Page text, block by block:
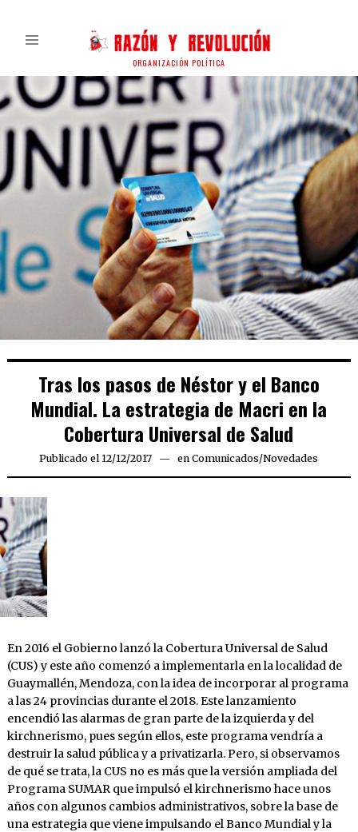
ORGANIZACIÓN POLÍTICA
Tras los pasos de Néstor y el Banco
Mundial. La estrategia de Macri en la
Cobertura Universal de Salud
Publicado el 12/12/2017 en Comunicados/Novedades
En 2016 el Gobierno lanzó la Cobertura Universal de Salud
(CUS) y este año comenzó a implementarla en la localidad de
Guaymallén, Mendoza, con la idea de incorporar al programa
a las 24 provincias durante el 2018. Este lanzamiento
encendió las alarmas de gran parte de la izquierda y del
kirchnerismo, pues según ellos, este programa vendría a
destruir la salud pública y a privatizarla. Pero, si observamos
de qué se trata, la CUS no es más que la versión ampliada del
Programa SUMAR que impulsó el kirchnerismo hace unos
años con algunos cambios administrativos, sobre la base de
una estrategia que viene impulsando el Banco Mundial y la